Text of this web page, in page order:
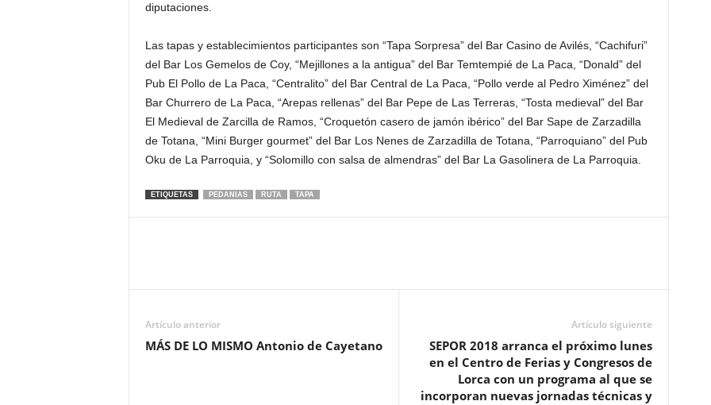
diputaciones.
Las tapas y establecimientos participantes son “Tapa Sorpresa” del Bar Casino de Avilés, “Cachifuri”
del Bar Los Gemelos de Coy, “Mejillones a la antigua” del Bar Temtempié de La Paca, “Donald” del
Pub El Pollo de La Paca, “Centralito” del Bar Central de La Paca, “Pollo verde al Pedro Ximénez” del
Bar Churrero de La Paca, “Arepas rellenas” del Bar Pepe de Las Terreras, “Tosta medieval” del Bar
El Medieval de Zarcilla de Ramos, “Croquetón casero de jamón ibérico” del Bar Sape de Zarzadilla
de Totana, “Mini Burger gourmet” del Bar Los Nenes de Zarzadilla de Totana, “Parroquiano” del Pub
Oku de La Parroquia, y “Solomillo con salsa de almendras” del Bar La Gasolinera de La Parroquia.
ETIQUETAS PEDANIAS RUTA TAPA
Artículo anterior
MÁS DE LO MISMO Antonio de Cayetano
Artículo siguiente
SEPOR 2018 arranca el próximo lunes
en el Centro de Ferias y Congresos de
Lorca con un programa al que se
incorporan nuevas jornadas técnicas y